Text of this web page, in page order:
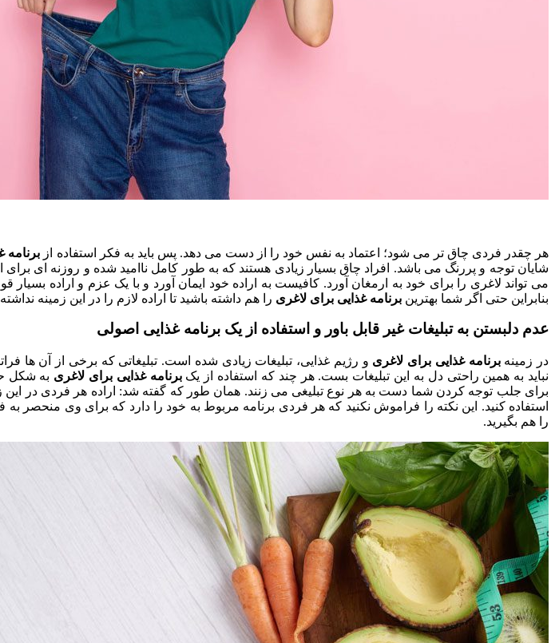
هر چقدر فردی چاق تر می شود؛ اعتماد به نفس خود را از دست می دهد. پس باید به فکر استفاده از برنامه
شایان توجه و پررنگ می باشد. افراد چاق بسیار زیادی هستند که به طور کامل ناامید شده و روزنه ای
می تواند لاغری را برای خود به ارمغان آورد. کافیست به اراده خود ایمان آورد و با یک عزم و اراده
بنابراین حتی اگر شما بهترین برنامه غذایی برای لاغری را هم داشته باشید تا اراده لازم را در این زمینه
عدم دلبستن به تبلیغات غیر قابل باور و استفاده از یک برنامه غذایی اصولی
در زمینهبرنامه غذایی برای لاغری و رژیم غذایی، تبلیغات زیادی شده است. تبلیغاتی که برخی از آن ها
نباید به همین راحتی دل به این تبلیغات بست. هر چند که استفاده از یکبرنامه غذایی برای لاغری به شکل
برای جلب توجه کردن شما دست به هر نوع تبلیغی می زنند. همان طور که گفته شد: اراده هر فردی در این
استفاده کنید. این نکته را فراموش نکنید که هر فردی برنامه مربوط به خود را دارد که برای وی منحصر به
را هم بگیرید.